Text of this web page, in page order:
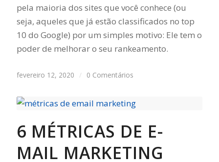
pela maioria dos sites que você conhece (ou
seja, aqueles que já estão classificados no top
10 do Google) por um simples motivo: Ele tem o
poder de melhorar o seu rankeamento.
fevereiro 12, 2020 / 0 Comentários
6 MÉTRICAS DE E-
MAIL MARKETING